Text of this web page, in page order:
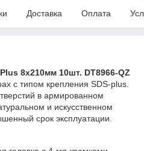
Доставка Оплата
8x210мм 10шт. DT8966-QZ
с типом крепления SDS-plus.
в армированном
и искусственном
срок эксплуатации.